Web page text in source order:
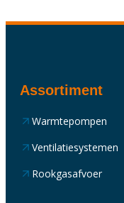
Assortiment
Warmtepompen
Ventilatiesystemen
Rookgasafvoer